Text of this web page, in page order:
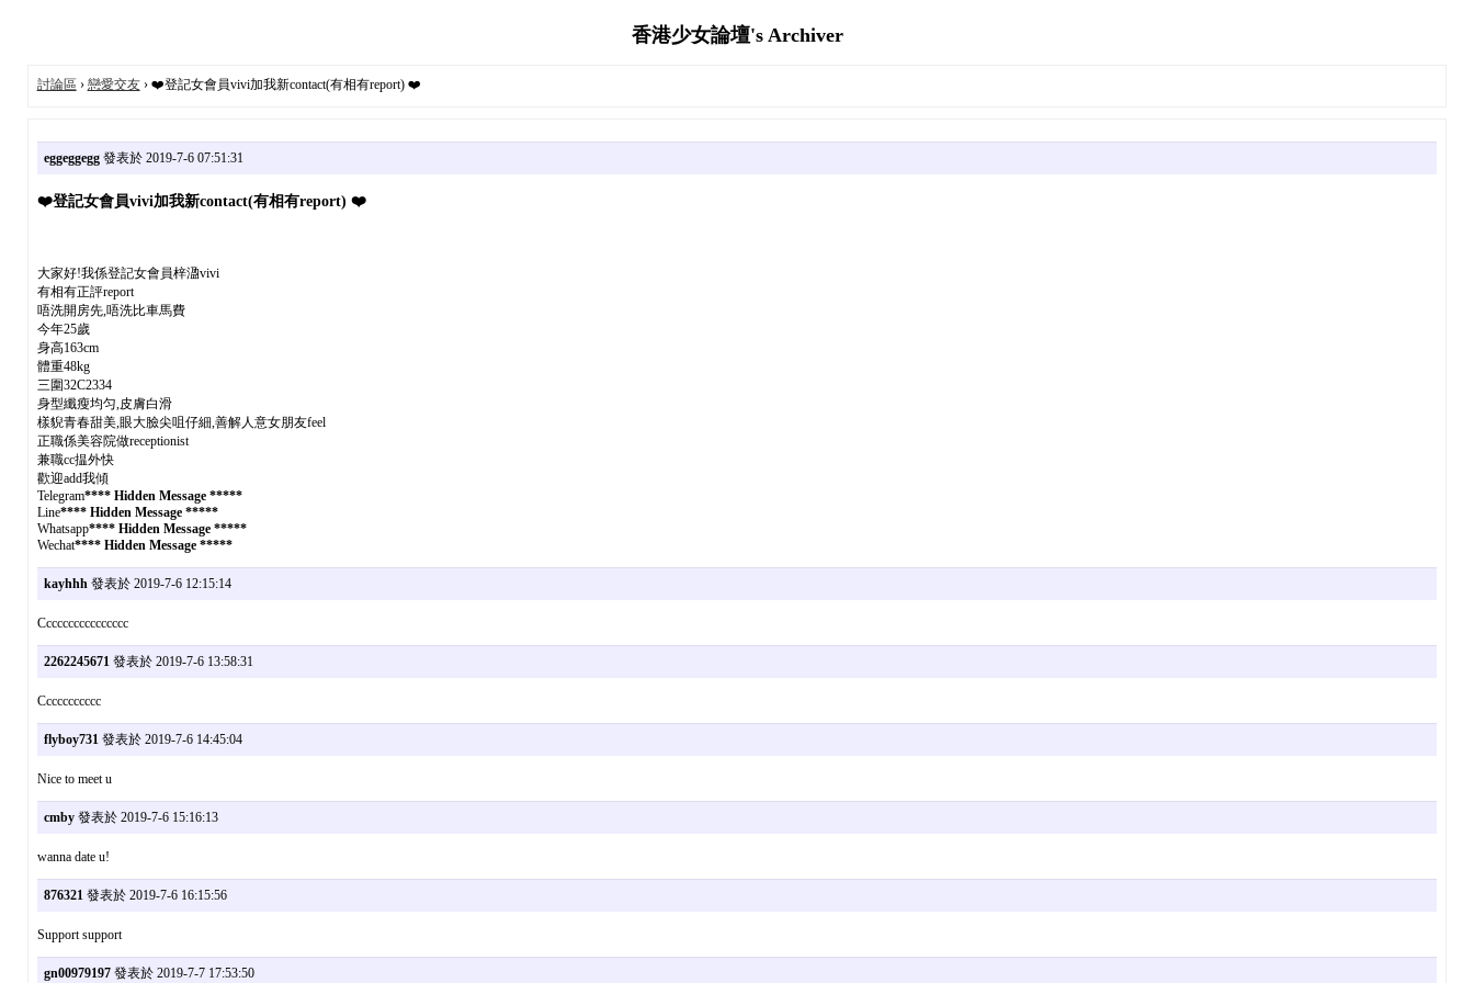
香港少女論壇's Archiver
討論區 › 戀愛交友› ❤️登記女會員vivi加我新contact(有相有report) ❤️
eggeggegg發表於 2019-7-6 07:51:31
❤️登記女會員vivi加我新contact(有相有report) ❤️
大家好!我係登記女會員梓溋vivi
有相有正評report
唔洗開房先,唔洗比車馬費
今年25歲
身高163cm
體重48kg
三圍32C2334
身型纖瘦均匀,皮膚白滑
樣貎青春甜美,眼大臉尖咀仔細,善解人意女朋友feel
正職係美容院做receptionist
兼職cc揾外快
歡迎add我傾
Telegram**** Hidden Message *****
Line**** Hidden Message *****
Whatsapp**** Hidden Message *****
Wechat**** Hidden Message *****
kayhhh發表於 2019-7-6 12:15:14
Cccccccccccccccc
2262245671發表於 2019-7-6 13:58:31
Ccccccccccc
flyboy731發表於 2019-7-6 14:45:04
Nice to meet u
cmby發表於 2019-7-6 15:16:13
wanna date u!
876321發表於 2019-7-6 16:15:56
Support support
gn00979197發表於 2019-7-7 17:53:50